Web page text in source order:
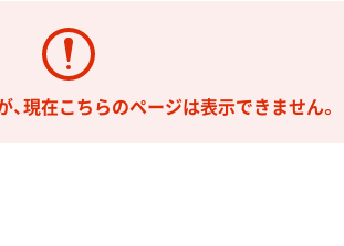
現在こちらのページは表示できません。